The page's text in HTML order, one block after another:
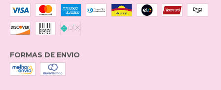
FORMAS DE ENVIO